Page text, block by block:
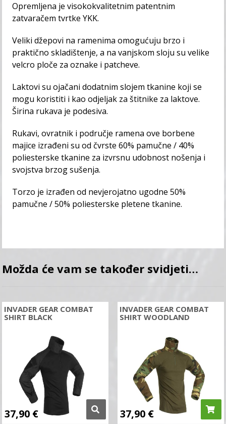
Opremljena je visokokvalitetnim patentnim
zatvaračem tvrtke YKK.
Veliki džepovi na ramenima omogućuju brzo i
praktično skladištenje, a na vanjskom sloju su velike
velcro ploče za oznake i patcheve.
Laktovi su ojačani dodatnim slojem tkanine koji se
mogu koristiti i kao odjeljak za štitnike za laktove.
Širina rukava je podesiva.
Rukavi, ovratnik i područje ramena ove borbene
majice izrađeni su od čvrste 60% pamučne / 40%
poliesterske tkanine za izvrsnu udobnost nošenja i
svojstva brzog sušenja.
Torzo je izrađen od nevjerojatno ugodne 50%
pamučne / 50% poliesterske pletene tkanine.
Možda će vam se također svidjeti…
INVADER GEAR COMBAT
SHIRT BLACK
37,90 €
INVADER GEAR COMBAT
SHIRT WOODLAND
37,90 €